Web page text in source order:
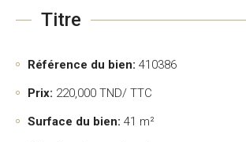
Titre
Référence du bien: 410386
Prix: 220,000 TND/ TTC
Surface du bien: 41 m²